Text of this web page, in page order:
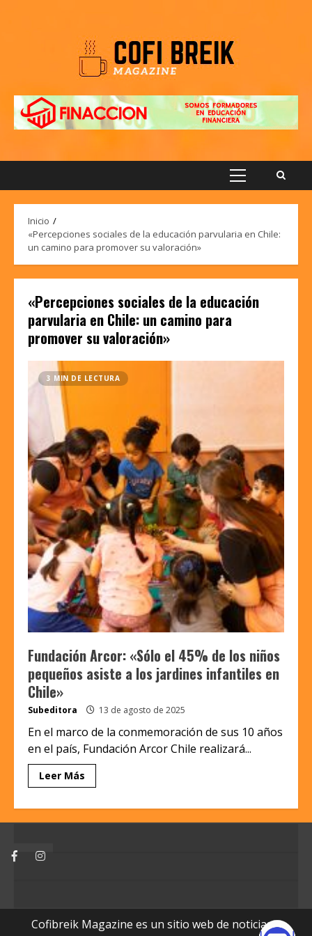
Menú
Inicio
«Percepciones sociales de la educación parvularia en Chile:
un camino para promover su valoración»
«Percepciones sociales de la educación
parvularia en Chile: un camino para
promover su valoración»
3 MIN DE LECTURA
Fundación Arcor: «Sólo el 45% de los niños
pequeños asiste a los jardines infantiles en
Chile»
Subeditora 13 de agosto de 2025
En el marco de la conmemoración de sus 10 años
en el país, Fundación Arcor Chile realizará...
Leer Más
FacebookInstagram
Cofibreik Magazine es un sitio web de noticias y